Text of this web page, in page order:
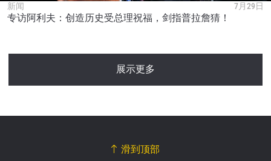
新闻 7月29日
专访阿利夫：创造历史受总理祝福，剑指普拉詹猜！
展示更多
滑到顶部